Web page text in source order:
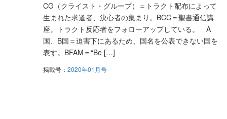
CG（クライスト・グループ）＝トラクト配布によって
生まれた求道者、決心者の集まり。BCC＝聖書通信講
座。トラクト反応者をフォローアップしている。 A
国、B国＝迫害下にあるため、国名を公表できない国を
表す。BFAM＝“Be […]
掲載号： 2020年01月号